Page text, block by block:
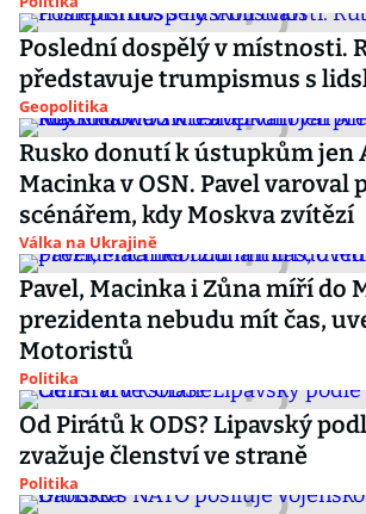
Poslední dospělý v místnosti.
představuje trumpismus s
Geopolitika
Rusko donutí k ústupkům jen
Macinka v OSN. Pavel varoval
scénářem, kdy Moskva zvítězí
Válka na Ukrajině
Pavel, Macinka i Zůna míří do
prezidenta nebudu mít čas,
Motoristů
Politika
Od Pirátů k ODS? Lipavský
zvažuje členství ve straně
Politika